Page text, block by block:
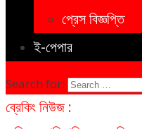
প্রেস বিজ্ঞপ্তি
ই-পেপার
Search for:
ব্রেকিং নিউজ :